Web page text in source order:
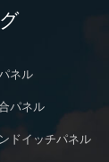
ネル
パネル
ドイッチパネル